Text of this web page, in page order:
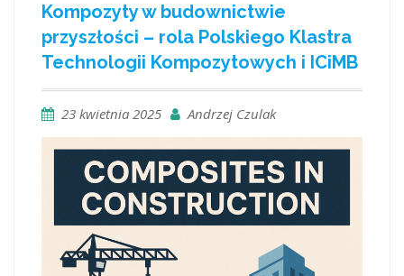
Kompozyty w budownictwie
przyszłości – rola Polskiego Klastra
Technologii Kompozytowych i ICiMB
23 kwietnia 2025 Andrzej Czulak